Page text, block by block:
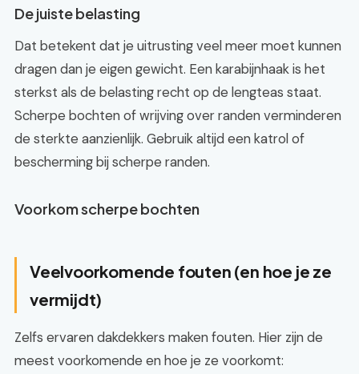
De juiste belasting
Dat betekent dat je uitrusting veel meer moet kunnen
dragen dan je eigen gewicht. Een karabijnhaak is het
sterkst als de belasting recht op de lengteas staat.
Scherpe bochten of wrijving over randen verminderen
de sterkte aanzienlijk. Gebruik altijd een katrol of
bescherming bij scherpe randen.
Voorkom scherpe bochten
Veelvoorkomende fouten (en hoe je ze
vermijdt)
Zelfs ervaren dakdekkers maken fouten. Hier zijn de
meest voorkomende en hoe je ze voorkomt: